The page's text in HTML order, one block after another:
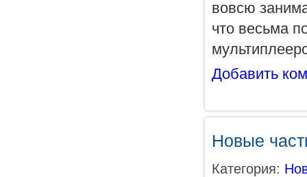
вовсю
что весьма
Добавить
Новые
Категория: